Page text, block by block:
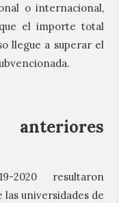
o internacional,
el importe total
llegue a superar el
anteriores
2020 resultaron
las universidades de